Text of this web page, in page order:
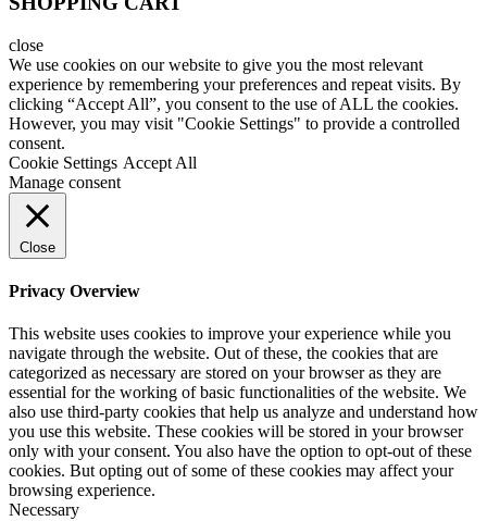
close
We use cookies on our website to give you the most relevant
experience by remembering your preferences and repeat visits. By
clicking “Accept All”, you consent to the use of ALL the cookies.
However, you may visit "Cookie Settings" to provide a controlled
consent.
Cookie Settings Accept All
Manage consent
Close
Privacy Overview
This website uses cookies to improve your experience while you
navigate through the website. Out of these, the cookies that are
categorized as necessary are stored on your browser as they are
essential for the working of basic functionalities of the website. We
also use third-party cookies that help us analyze and understand how
you use this website. These cookies will be stored in your browser
only with your consent. You also have the option to opt-out of these
cookies. But opting out of some of these cookies may affect your
browsing experience.
Necessary